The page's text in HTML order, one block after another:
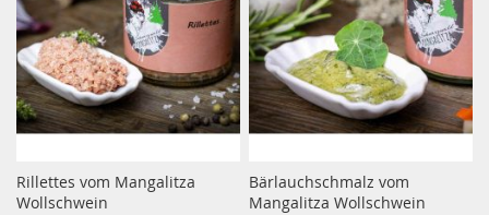
Rillettes vom Mangalitza
Wollschwein
Bärlauchschmalz vom
Mangalitza Wollschwein